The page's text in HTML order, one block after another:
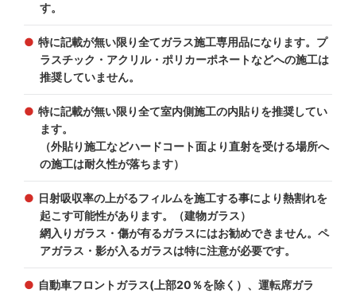
す。
特に記載が無い限り全てガラス施工専用品になります。プ
ラスチック・アクリル・ポリカーポネートなどへの施工は
推奨していません。
特に記載が無い限り全て室内側施工の内貼りを推奨してい
ます。
（外貼り施工などハードコート面より直射を受ける場所へ
の施工は耐久性が落ちます）
日射吸収率の上がるフィルムを施工する事により熱割れを
起こす可能性があります。（建物ガラス）
網入りガラス・傷が有るガラスにはお勧めできません。ペ
アガラス・影が入るガラスは特に注意が必要です。
自動車フロントガラス(上部20％を除く）、運転席ガラ